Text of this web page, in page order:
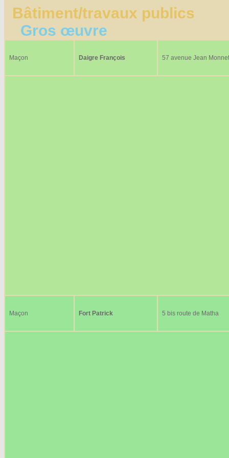
Bâtiment/travaux publics
Gros œuvre
Maçon Daigre François 57 avenue Jean Monnet
Maçon Fort Patrick 5 bis route de Matha